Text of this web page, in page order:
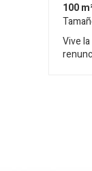
100
Vive